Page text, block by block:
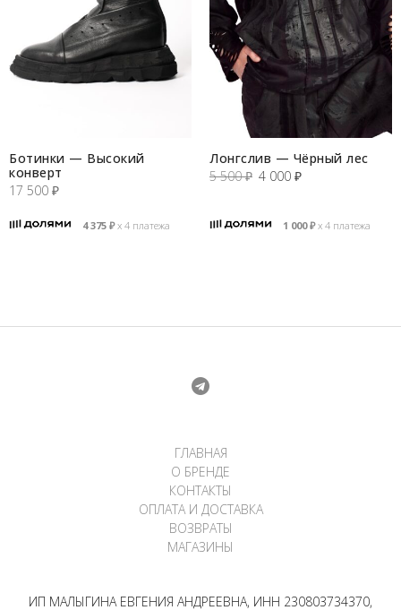
Ботинки — Высокий
конверт
17 500 ₽
4 375 ₽х 4 платежа
Лонгслив — Чёрный лес
5 500₽ Первоначальная
4 000 ₽Текущая
1 000₽х 4 платежа
ГЛАВНАЯ
О БРЕНДЕ
КОНТАКТЫ
ОПЛАТА И ДОСТАВКА
ВОЗВРАТЫ
МАГАЗИНЫ
ИП МАЛЫГИНА ЕВГЕНИЯ АНДРЕЕВНА, ИНН 230803734370,